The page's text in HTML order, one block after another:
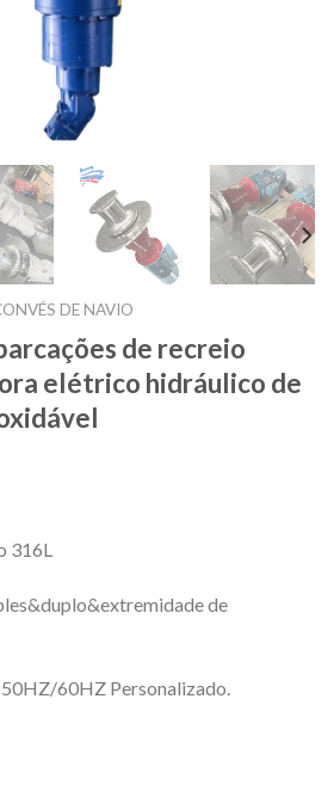
DE NAVIO
de recreio
elétrico hidráulico de
316L
de
60HZ Personalizado.